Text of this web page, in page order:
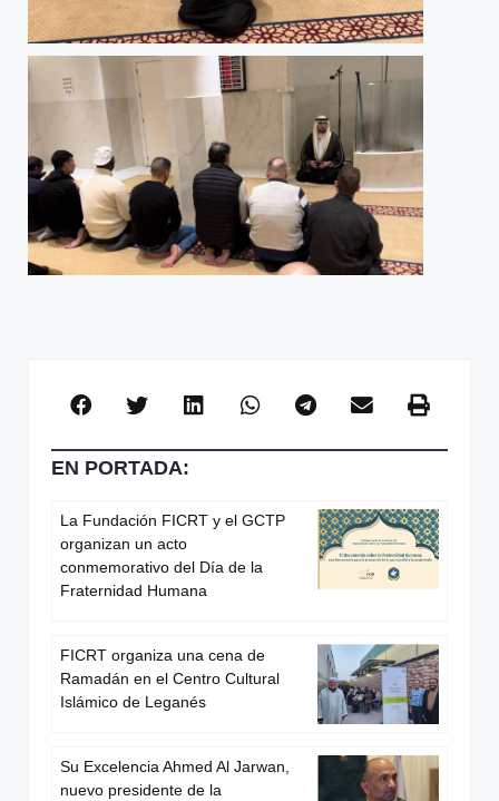
EN PORTADA:
La Fundación FICRT y el GCTP
organizan un acto
conmemorativo del Día de la
Fraternidad Humana
FICRT organiza una cena de
Ramadán en el Centro Cultural
Islámico de Leganés
Su Excelencia Ahmed Al Jarwan,
nuevo presidente de la